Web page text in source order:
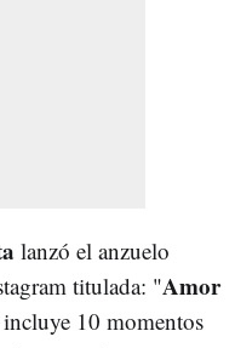
lanzó el anzuelo
titulada: "Amor
10 momentos